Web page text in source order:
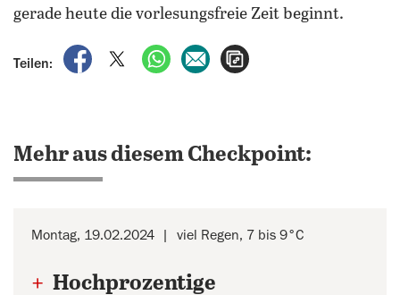
gerade heute die vorlesungsfreie Zeit beginnt.
Teilen:
auf Facebook teilen
auf X teilenper WhatsApp teilen
per E-Mail teilen
Mehr aus diesem Checkpoint:
Montag, 19.02.2024 viel Regen, 7 bis 9°C
+ Hochprozentige